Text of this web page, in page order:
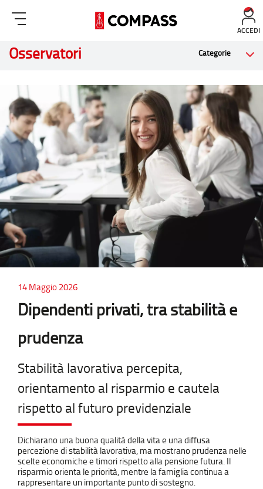
ACCEDI
Osservatori Categorie
14 Maggio 2026
Dipendenti privati, tra stabilità e
prudenza
Stabilità lavorativa percepita,
orientamento al risparmio e cautela
rispetto al futuro previdenziale
Dichiarano una buona qualità della vita e una diffusa
percezione di stabilità lavorativa, ma mostrano prudenza nelle
scelte economiche e timori rispetto alla pensione futura. Il
risparmio orienta le priorità, mentre la famiglia continua a
rappresentare un importante punto di sostegno.